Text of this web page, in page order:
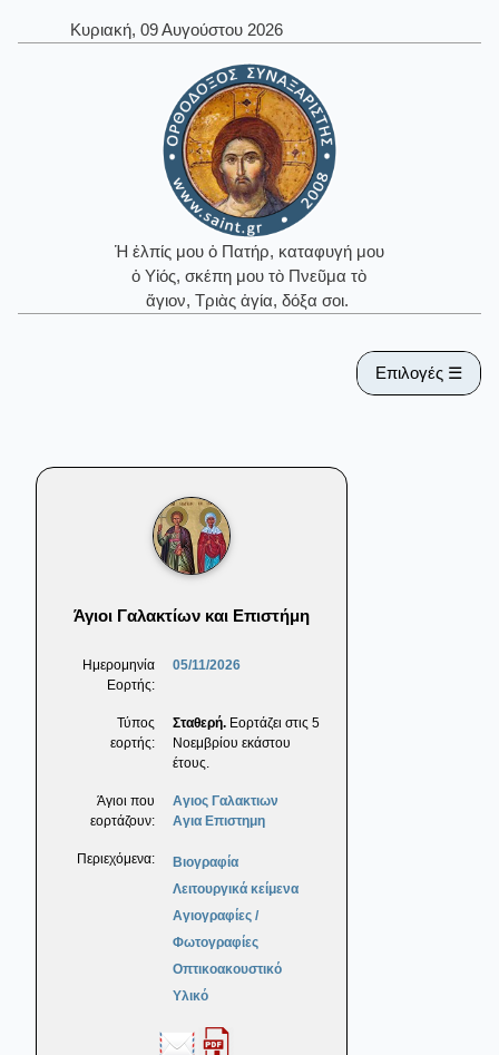
Κυριακή, 09 Αυγούστου 2026
Ἡ ἐλπίς μου ὁ Πατήρ, καταφυγή μου
ὁ Υἱός, σκέπη μου τὸ Πνεῦμα τὸ
ἅγιον, Τριὰς ἁγία, δόξα σοι.
Επιλογές ☰
Άγιοι Γαλακτίων και Επιστήμη
Ημερομηνία
Εορτής:
05/11/2026
Τύπος
εορτής:
Σταθερή. Εορτάζει στις 5
Νοεμβρίου εκάστου
έτους.
Άγιοι που
εορτάζουν:
Αγιος Γαλακτιων
Αγια Επιστημη
Περιεχόμενα:
Βιογραφία
Λειτουργικά κείμενα
Αγιογραφίες /
Φωτογραφίες
Οπτικοακουστικό
Υλικό